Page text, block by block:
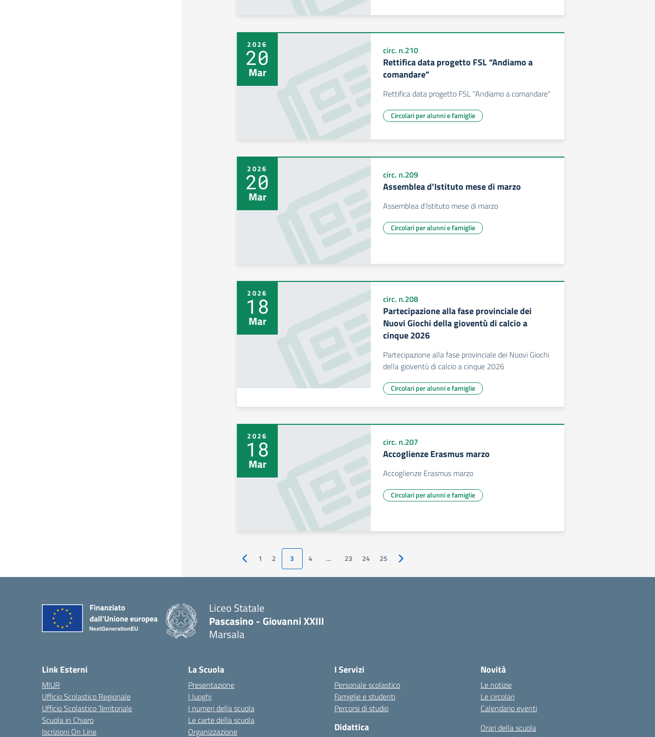
2026
20
Mar
circ. n.210
Rettifica data progetto FSL “Andiamo a
comandare”
Rettifica data progetto FSL "Andiamo a comandare"
Circolari per alunni e famiglie
2026
20
Mar
circ. n.209
Assemblea d’Istituto mese di marzo
Assemblea d'Istituto mese di marzo
Circolari per alunni e famiglie
2026
18
Mar
circ. n.208
Partecipazione alla fase provinciale dei
Nuovi Giochi della gioventù di calcio a
cinque 2026
Partecipazione alla fase provinciale dei Nuovi Giochi
della gioventù di calcio a cinque 2026
Circolari per alunni e famiglie
2026
18
Mar
circ. n.207
Accoglienze Erasmus marzo
Accoglienze Erasmus marzo
Circolari per alunni e famiglie
Pagina precedente
1 2 3 4 … 23 24 25 Pagina successiva
Liceo Statale
Pascasino - Giovanni XXIII
Marsala
Link Esterni
MIUR
Ufficio Scolastico Regionale
Ufficio Scolastico Territoriale
Scuola in Chiaro
Iscrizioni On Line
La Scuola
Presentazione
I luoghi
I numeri della scuola
Le carte della scuola
Organizzazione
I Servizi
Personale scolastico
Famiglie e studenti
Percorsi di studio
Didattica
Novità
Le notizie
Le circolari
Calendario eventi
Orari della scuola